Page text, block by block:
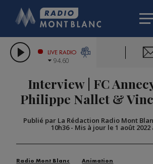
LES CHRONIQUES DE
CITIZEN MACHINERY
GRAND MASSIF DOMAINES
BIGARD
COMPAGNIE DU MONT-
LIVE RADIO
94.60
Interview | FC
Philippe Nallet &
Publié par La Rédaction Radio Mont
10h36- Mis à jour le 1 août 2022
Radio Mont Blanc
Animation